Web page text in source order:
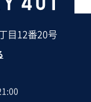
目12番20号